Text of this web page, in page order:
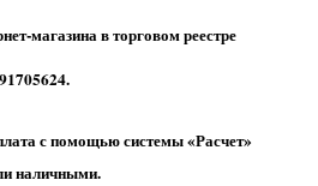
магазина в торговом реестре
с помощью системы «Расчет»
наличными.